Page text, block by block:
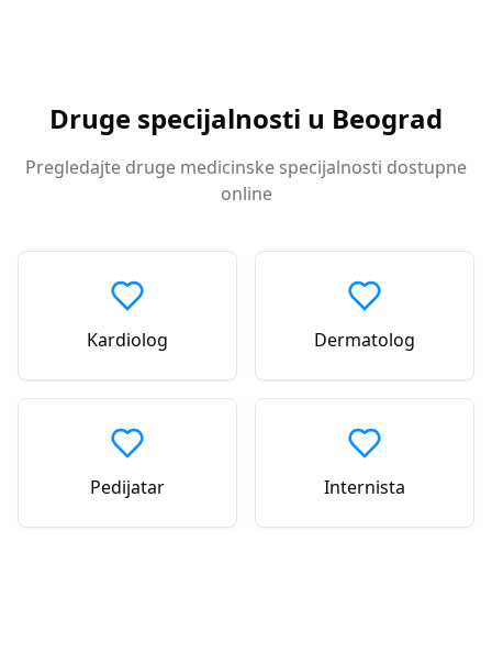
Druge specijalnosti u Beograd
Pregledajte druge medicinske specijalnosti dostupne
online
Kardiolog Dermatolog
Pedijatar Internista